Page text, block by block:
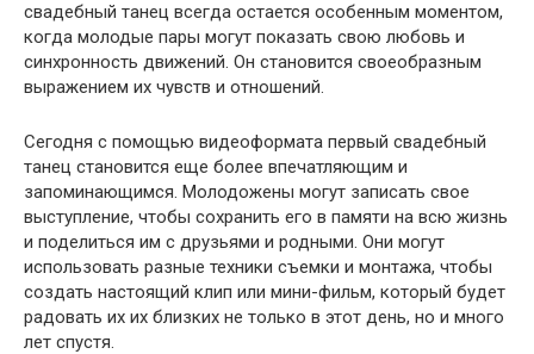
свадебный танец всегда остается особенным моментом,
когда молодые пары могут показать свою любовь и
синхронность движений. Он становится своеобразным
выражением их чувств и отношений.
Сегодня с помощью видеоформата первый свадебный
танец становится еще более впечатляющим и
запоминающимся. Молодожены могут записать свое
выступление, чтобы сохранить его в памяти на всю жизнь
и поделиться им с друзьями и родными. Они могут
использовать разные техники съемки и монтажа, чтобы
создать настоящий клип или мини-фильм, который будет
радовать их их близких не только в этот день, но и много
лет спустя.